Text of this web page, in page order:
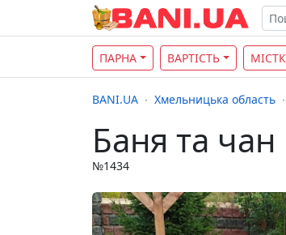
ПАРНА ВАРТІСТЬ
BANI.UA Хмельницька область
Баня та
№1434